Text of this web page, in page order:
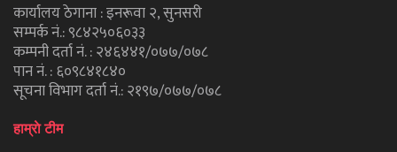
कार्यालय ठेगाना : इनरूवा २, सुनसरी
सम्पर्क नं.: ९८४२५०६०३३
कम्पनी दर्ता नं. : २४६४४१/०७७/०७८
पान नं. : ६०९८४१८४०
सूचना विभाग दर्ता नं.: २१९७/०७७/०७८
हाम्राे टीम